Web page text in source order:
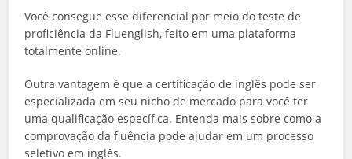
Você consegue esse diferencial por meio do teste de
proficiência da Fluenglish, feito em uma plataforma
totalmente online.
Outra vantagem é que a certificação de inglês pode ser
especializada em seu nicho de mercado para você ter
uma qualificação específica. Entenda mais sobre como a
comprovação da fluência pode ajudar em um processo
seletivo em inglês.